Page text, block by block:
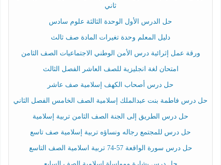
ثاني
حل الدرس الأول الوحدة الثالثة علوم سادس
دليل المعلم وحدة تغيرات المادة صف ثالث
ورقة عمل إثرائية درس الأمن الوطني الاجتماعيات الصف الثامن
امتحان لغة انجليزية للصف العاشر الفصل الثالث
حل درس أصحاب الكهف إسلامية صف عاشر
حل درس فاطمة بنت عبدالملك إسلامية الصف الخامس الفصل الثاني
حل درس الطريق إلى الجنة الصف الثامن تربية إسلامية
حل درس للمجتمع رجاله ونساؤه تربية إسلامية صف تاسع
حل درس سورة الواقعة 57-74 تربية اسلامية الصف التاسع